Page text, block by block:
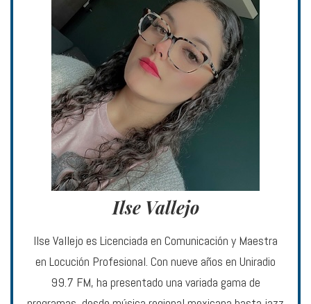
Ilse Vallejo
Ilse Vallejo es Licenciada en Comunicación y Maestra
en Locución Profesional. Con nueve años en Uniradio
99.7 FM, ha presentado una variada gama de